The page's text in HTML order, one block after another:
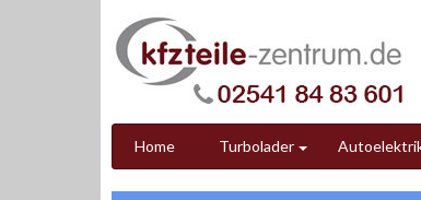
Home Turbolader